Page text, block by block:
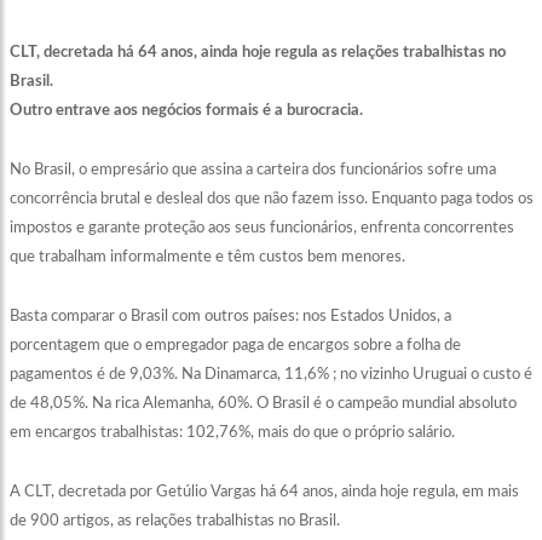
CLT, decretada há 64 anos, ainda hoje regula as relações trabalhistas no
Brasil.
Outro entrave aos negócios formais é a burocracia.
No Brasil, o empresário que assina a carteira dos funcionários sofre uma
concorrência brutal e desleal dos que não fazem isso. Enquanto paga todos os
impostos e garante proteção aos seus funcionários, enfrenta concorrentes
que trabalham informalmente e têm custos bem menores.
Basta comparar o Brasil com outros países: nos Estados Unidos, a
porcentagem que o empregador paga de encargos sobre a folha de
pagamentos é de 9,03%. Na Dinamarca, 11,6% ; no vizinho Uruguai o custo é
de 48,05%. Na rica Alemanha, 60%. O Brasil é o campeão mundial absoluto
em encargos trabalhistas: 102,76%, mais do que o próprio salário.
A CLT, decretada por Getúlio Vargas há 64 anos, ainda hoje regula, em mais
de 900 artigos, as relações trabalhistas no Brasil.